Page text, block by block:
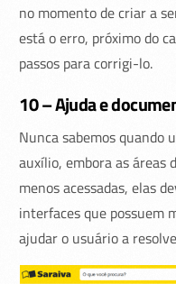
no momento de criar a
está o erro, próximo do
passos para corrigi-lo.
10 – Ajuda e
Nunca sabemos quando
auxílio, embora as áreas
menos acessadas, elas
interfaces que possuem
ajudar o usuário a